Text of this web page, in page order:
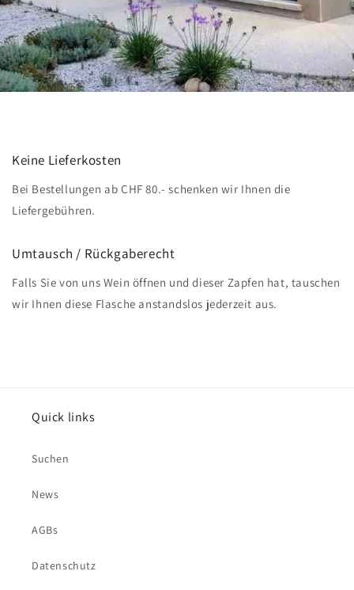
Keine Lieferkosten
Bei Bestellungen ab CHF 80.- schenken wir Ihnen die
Liefergebühren.
Umtausch / Rückgaberecht
Falls Sie von uns Wein öffnen und dieser Zapfen hat, tauschen
wir Ihnen diese Flasche anstandslos jederzeit aus.
Quick links
Suchen
News
AGBs
Datenschutz